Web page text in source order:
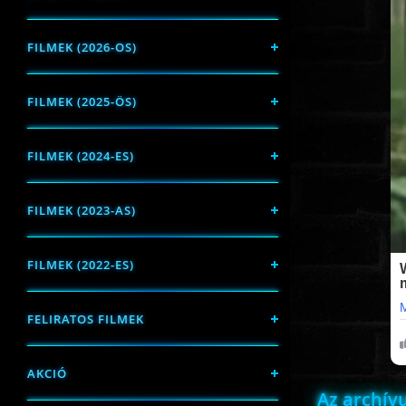
FILMEK (2026-OS)
FILMEK (2025-ÖS)
FILMEK (2024-ES)
FILMEK (2023-AS)
FILMEK (2022-ES)
FELIRATOS FILMEK
AKCIÓ
Az